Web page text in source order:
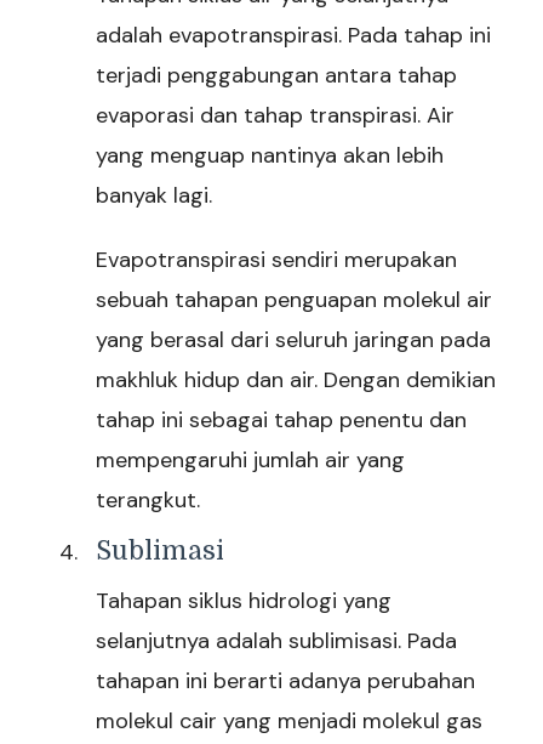
adalah evapotranspirasi. Pada tahap ini
terjadi penggabungan antara tahap
evaporasi dan tahap transpirasi. Air
yang menguap nantinya akan lebih
banyak lagi.
Evapotranspirasi sendiri merupakan
sebuah tahapan penguapan molekul air
yang berasal dari seluruh jaringan pada
makhluk hidup dan air. Dengan demikian
tahap ini sebagai tahap penentu dan
mempengaruhi jumlah air yang
terangkut.
Sublimasi
Tahapan siklus hidrologi yang
selanjutnya adalah sublimisasi. Pada
tahapan ini berarti adanya perubahan
molekul cair yang menjadi molekul gas